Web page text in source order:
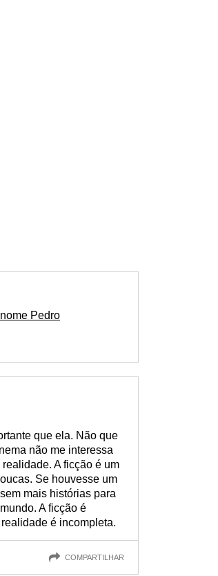
Pedro
que ela. Não que
não me interessa
A ficção é um
Se houvesse um
mais histórias para
A ficção é
é incompleta.
COMPARTILHAR